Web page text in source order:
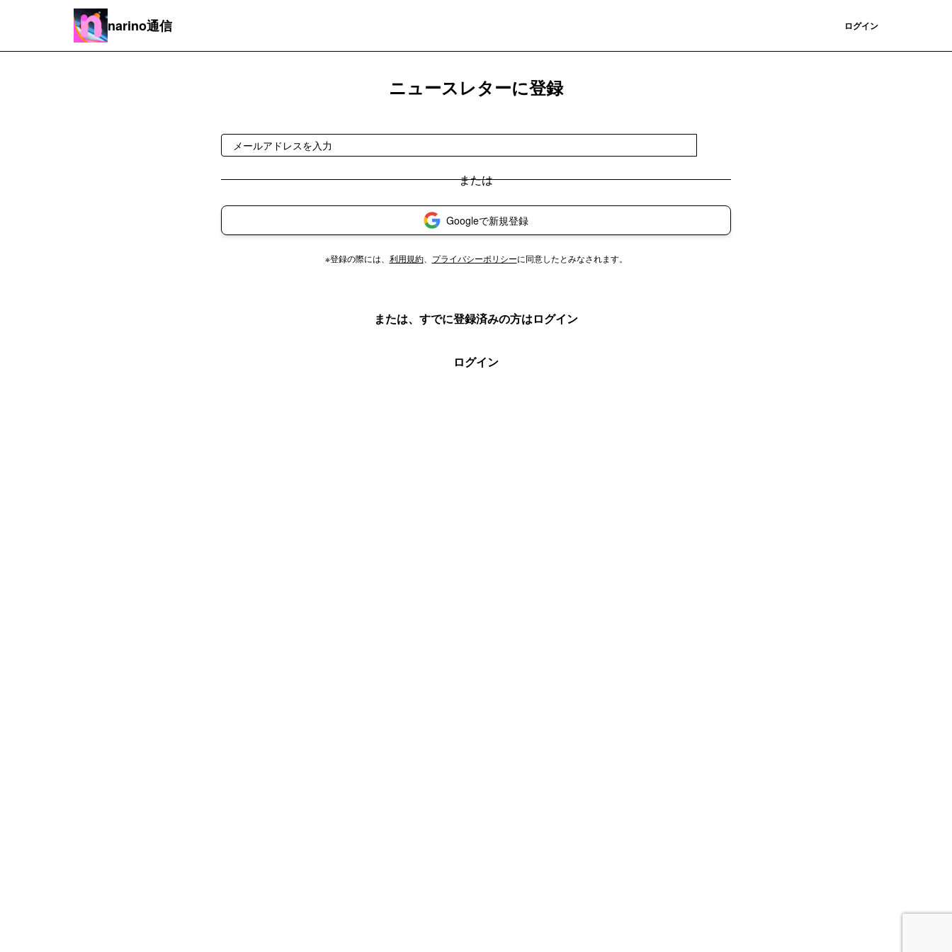
narino通信 ログイン
ニュースレターに登録
Googleで新規登録
※登録の際には、 利用規約、 プライバシーポリシーに同意したとみなされます。
または、すでに登録済みの方はログイン
ログイン